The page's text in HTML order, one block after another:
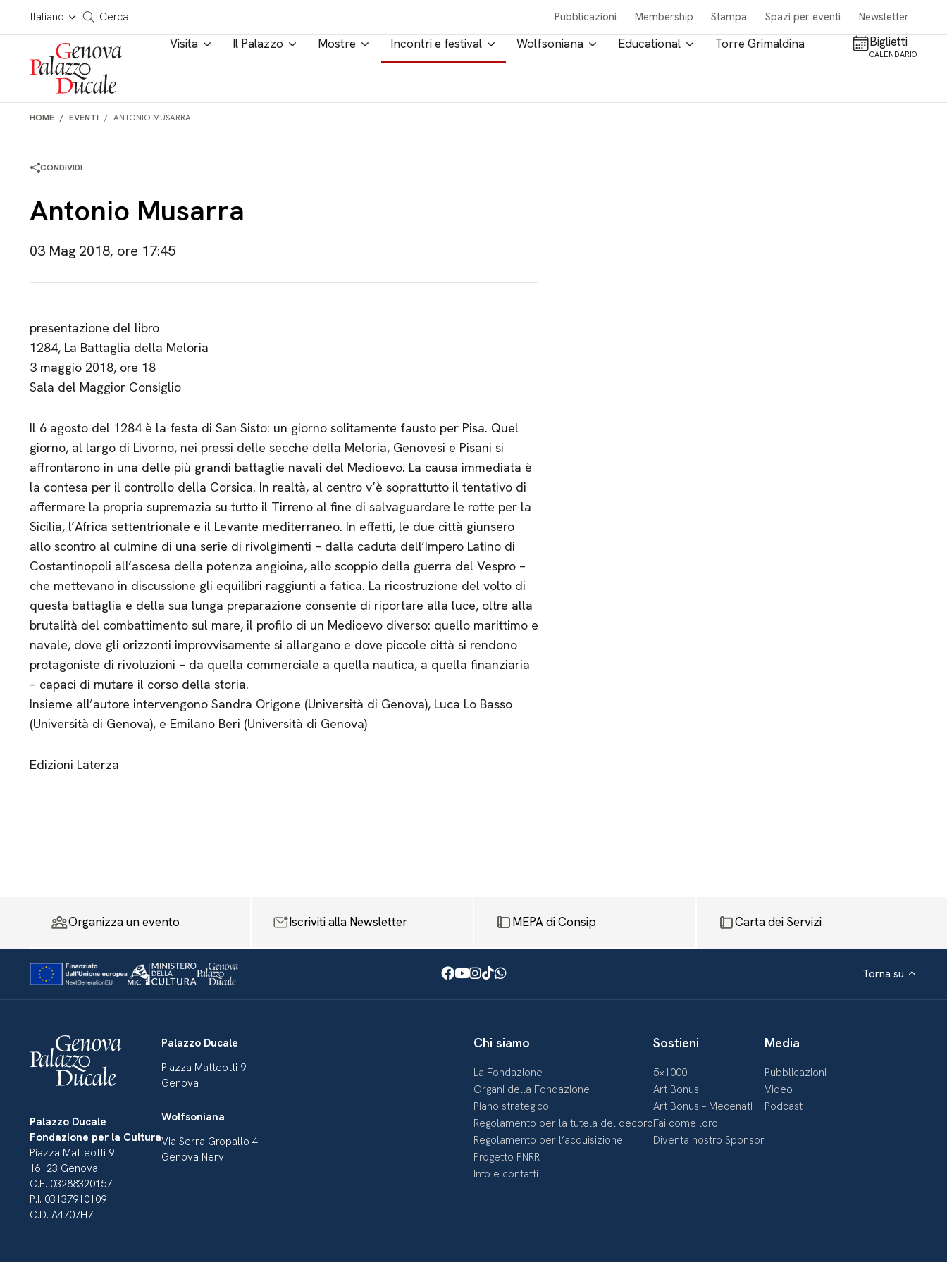
Salta al contenuto
Italiano
Cerca in tutto il sito
Cerca Pubblicazioni Membership Stampa Spazi per eventi Newsletter
Visita Il Palazzo Mostre Incontri e festival Wolfsoniana Educational Torre Grimaldina Biglietti
CALENDARIO
HOME EVENTI ANTONIO MUSARRA
CONDIVIDI
Antonio Musarra
03 Mag 2018, ore 17:45
presentazione del libro
1284, La Battaglia della Meloria
3 maggio 2018, ore 18
Sala del Maggior Consiglio
Il 6 agosto del 1284 è la festa di San Sisto: un giorno solitamente fausto per Pisa. Quel
giorno, al largo di Livorno, nei pressi delle secche della Meloria, Genovesi e Pisani si
affrontarono in una delle più grandi battaglie navali del Medioevo. La causa immediata è
la contesa per il controllo della Corsica. In realtà, al centro v’è soprattutto il tentativo di
affermare la propria supremazia su tutto il Tirreno al fine di salvaguardare le rotte per la
Sicilia, l’Africa settentrionale e il Levante mediterraneo. In effetti, le due città giunsero
allo scontro al culmine di una serie di rivolgimenti – dalla caduta dell’Impero Latino di
Costantinopoli all’ascesa della potenza angioina, allo scoppio della guerra del Vespro –
che mettevano in discussione gli equilibri raggiunti a fatica. La ricostruzione del volto di
questa battaglia e della sua lunga preparazione consente di riportare alla luce, oltre alla
brutalità del combattimento sul mare, il profilo di un Medioevo diverso: quello marittimo e
navale, dove gli orizzonti improvvisamente si allargano e dove piccole città si rendono
protagoniste di rivoluzioni – da quella commerciale a quella nautica, a quella finanziaria
– capaci di mutare il corso della storia.
Insieme all’autore intervengono Sandra Origone (Università di Genova), Luca Lo Basso
(Università di Genova), e Emilano Beri (Università di Genova)
Edizioni Laterza
Organizza un evento Iscriviti alla Newsletter MEPA di Consip Carta dei Servizi
Facebook
Youtube
Instagram
TikTok
WhatsApp Torna su
Palazzo Ducale
Fondazione per la Cultura
Piazza Matteotti 9
16123 Genova
C.F. 03288320157
P.I. 03137910109
C.D. A4707H7
Palazzo Ducale
Piazza Matteotti 9
Genova
Wolfsoniana
Via Serra Gropallo 4
Genova Nervi
Chi siamo
La Fondazione
Organi della Fondazione
Piano strategico
Regolamento per la tutela del decoro
Regolamento per l’acquisizione
Progetto PNRR
Info e contatti
Sostieni
5×1000
Art Bonus
Art Bonus – Mecenati
Fai come loro
Diventa nostro Sponsor
Media
Pubblicazioni
Video
Podcast